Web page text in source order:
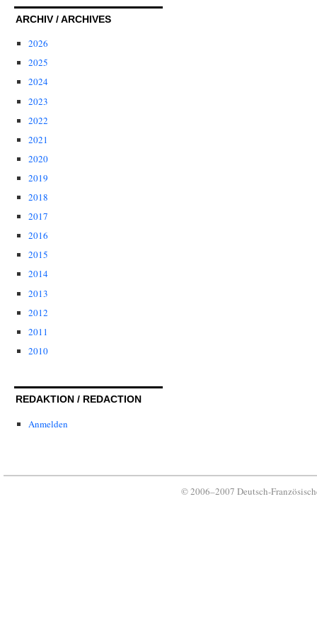
ARCHIV / ARCHIVES
2026
2025
2024
2023
2022
2021
2020
2019
2018
2017
2016
2015
2014
2013
2012
2011
2010
REDAKTION / REDACTION
Anmelden
© 2006–2007 Deutsch-